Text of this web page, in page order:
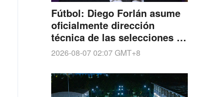
Fútbol: Diego Forlán asume
oficialmente dirección
técnica de las selecciones de
Uruguay mayor y sub-20
2026-08-07 02:07GMT+8